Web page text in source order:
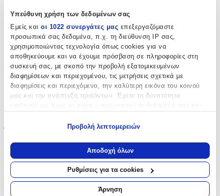
Υπεύθυνη χρήση των δεδομένων σας
Εμείς και οι 1022 συνεργάτες μας επεξεργαζόμαστε
προσωπικά σας δεδομένα, π.χ. τη διεύθυνση IP σας,
χρησιμοποιώντας τεχνολογία όπως cookies για να
αποθηκεύουμε και να έχουμε πρόσβαση σε πληροφορίες στη
συσκευή σας, με σκοπό την προβολή εξατομικευμένων
διαφημίσεων και περιεχομένου, τις μετρήσεις σχετικά με
διαφημίσεις και περιεχόμενο, την καλύτερη εικόνα του κοινού
μας και την ανάπτυξη προϊόντων. Έχετε τη δυνατότητα
Να συλλέξουμε πληροφορίες σχετικά με τη γεωγραφική
σας τοποθεσία, οι οποίες μπορεί να είναι ακριβείς σε
απόσταση μερικών μέτρων
Να αναγνωρίσουμε τη συσκευή σας σαρώνοντας ενεργά
για συγκεκριμένα χαρακτηριστικά (δακτυλικό αποτύπωμα)
Προβολή λεπτομερειών
Αποδοχή όλων
Ρυθμίσεις για τα cookies
Άρνηση
Όχι
3D:
Όχι
Μήκος:
cm